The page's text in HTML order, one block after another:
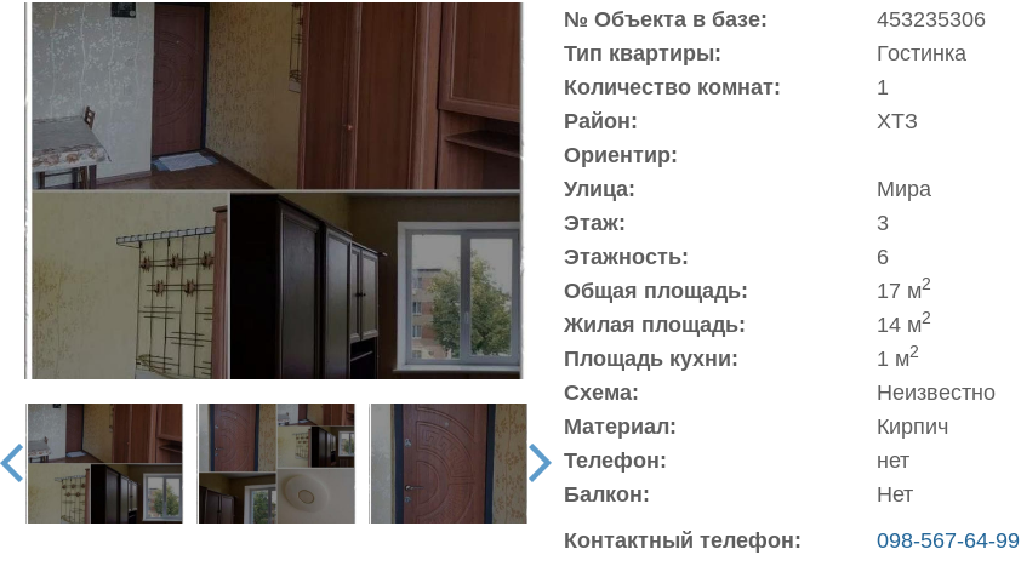
Агенство
недвижимости
"Аверс"
prev
next
№ Объекта в базе:
453235306
Тип квартиры:
Гостинка
Количество комнат:
1
Район:
ХТЗ
Ориентир:
Улица:
Мира
Этаж:
3
Этажность:
6
Общая площадь:
17 м2
Жилая площадь: 14 м2
Площадь кухни: 1 м2
Схема:
Неизвестно
Материал:
Кирпич
Телефон:
нет
Балкон:
Нет
Контактный телефон:
098-567-64-99